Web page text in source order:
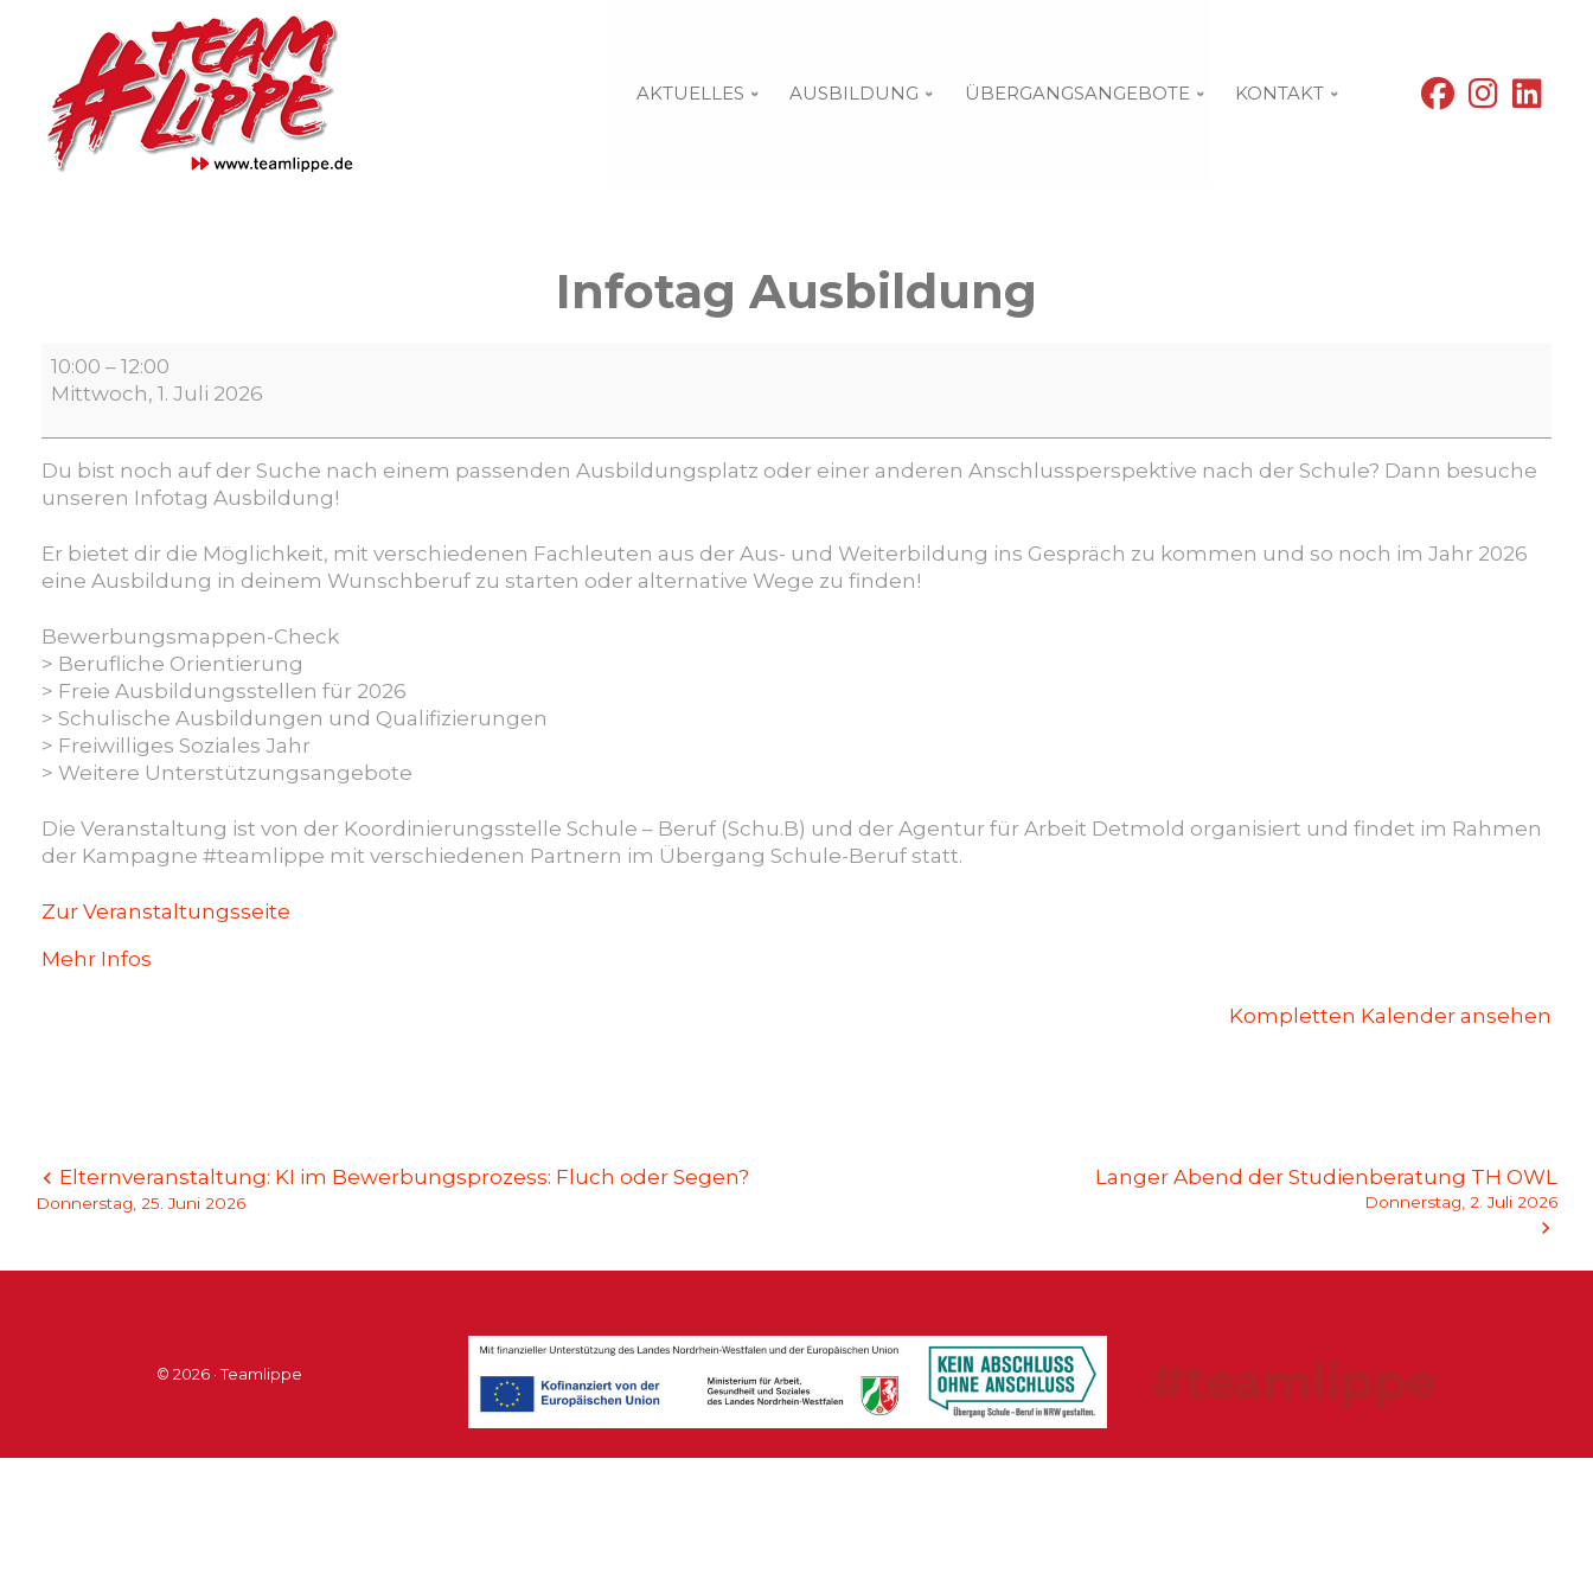
AKTUELLES AUSBILDUNG ÜBERGANGSANGEBOTE KONTAKT
fab
fa-
fab
fa-
fab
fa-
Infotag Ausbildung
Infotag
Ausbildung
10:00 – 12:00
Mittwoch, 1. Juli 2026
Du bist noch auf der Suche nach einem passenden Ausbildungsplatz oder einer anderen Anschlussperspektive nach der Schule? Dann besuche
unseren Infotag Ausbildung!
Er bietet dir die Möglichkeit, mit verschiedenen Fachleuten aus der Aus- und Weiterbildung ins Gespräch zu kommen und so noch im Jahr 2026
eine Ausbildung in deinem Wunschberuf zu starten oder alternative Wege zu finden!
Bewerbungsmappen-Check
> Berufliche Orientierung
> Freie Ausbildungsstellen für 2026
> Schulische Ausbildungen und Qualifizierungen
> Freiwilliges Soziales Jahr
> Weitere Unterstützungsangebote
Die Veranstaltung ist von der Koordinierungsstelle Schule – Beruf (Schu.B) und der Agentur für Arbeit Detmold organisiert und findet im Rahmen
der Kampagne #teamlippe mit verschiedenen Partnern im Übergang Schule-Beruf statt.
Zur Veranstaltungsseite
Mehr Infos
Kompletten Kalender ansehen
Beitragsnavigation
Elternveranstaltung: KI im Bewerbungsprozess: Fluch oder Segen?
Donnerstag, 25. Juni 2026
Langer Abend der Studienberatung TH OWL
Donnerstag, 2. Juli 2026
© 2026 · Teamlippe #teamlippe